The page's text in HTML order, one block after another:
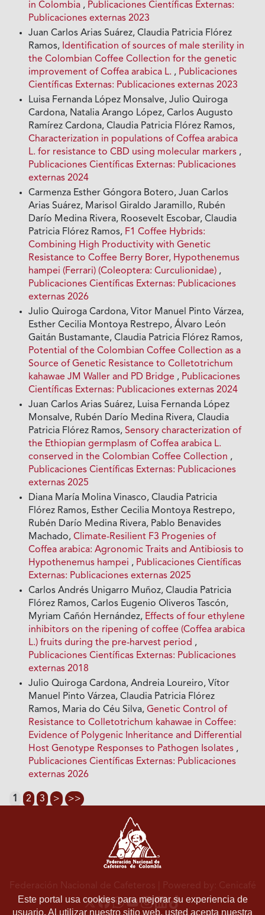
in Colombia , Publicaciones Científicas Externas:
Publicaciones externas 2023
Juan Carlos Arias Suárez, Claudia Patricia Flórez
Ramos, Identification of sources of male sterility in
the Colombian Coffee Collection for the genetic
improvement of Coffea arabica L. , Publicaciones
Científicas Externas: Publicaciones externas 2023
Luisa Fernanda López Monsalve, Julio Quiroga
Cardona, Natalia Arango López, Carlos Augusto
Ramírez Cardona, Claudia Patricia Flórez Ramos,
Characterization in populations of Coffea arabica
L. for resistance to CBD using molecular markers ,
Publicaciones Científicas Externas: Publicaciones
externas 2024
Carmenza Esther Góngora Botero, Juan Carlos
Arias Suárez, Marisol Giraldo Jaramillo, Rubén
Darío Medina Rivera, Roosevelt Escobar, Claudia
Patricia Flórez Ramos, F1 Coffee Hybrids:
Combining High Productivity with Genetic
Resistance to Coffee Berry Borer, Hypothenemus
hampei (Ferrari) (Coleoptera: Curculionidae) ,
Publicaciones Científicas Externas: Publicaciones
externas 2026
Julio Quiroga Cardona, Vitor Manuel Pinto Várzea,
Esther Cecilia Montoya Restrepo, Álvaro León
Gaitán Bustamante, Claudia Patricia Flórez Ramos,
Potential of the Colombian Coffee Collection as a
Source of Genetic Resistance to Colletotrichum
kahawae JM Waller and PD Bridge , Publicaciones
Científicas Externas: Publicaciones externas 2024
Juan Carlos Arias Suárez, Luisa Fernanda López
Monsalve, Rubén Darío Medina Rivera, Claudia
Patricia Flórez Ramos,Sensory characterization of
the Ethiopian germplasm of Coffea arabica L.
conserved in the Colombian Coffee Collection ,
Publicaciones Científicas Externas: Publicaciones
externas 2025
Diana María Molina Vinasco, Claudia Patricia
Flórez Ramos, Esther Cecilia Montoya Restrepo,
Rubén Darío Medina Rivera, Pablo Benavides
Machado,Climate-Resilient F3 Progenies of
Coffea arabica: Agronomic Traits and Antibiosis to
Hypothenemus hampei , Publicaciones Científicas
Externas: Publicaciones externas 2025
Carlos Andrés Unigarro Muñoz, Claudia Patricia
Flórez Ramos, Carlos Eugenio Oliveros Tascón,
Myriam Cañón Hernández, Effects of four ethylene
inhibitors on the ripening of coffee (Coffea arabica
L.) fruits during the pre-harvest period ,
Publicaciones Científicas Externas: Publicaciones
externas 2018
Julio Quiroga Cardona, Andreia Loureiro, Vítor
Manuel Pinto Várzea, Claudia Patricia Flórez
Ramos, Maria do Céu Silva,Genetic Control of
Resistance to Colletotrichum kahawae in Coffee:
Evidence of Polygenic Inheritance and Differential
Host Genotype Responses to Pathogen Isolates ,
Publicaciones Científicas Externas: Publicaciones
externas 2026
1 2 3 > >>
Este portal usa cookies para mejorar su experiencia de
usuario. Al utilizar nuestro sitio web, usted acepta nuestra
Federación Nacional de Cafeteros | Powered by: Cenicafé